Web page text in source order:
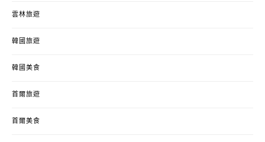
雲林旅遊
韓國旅遊
韓國美食
首爾旅遊
首爾美食